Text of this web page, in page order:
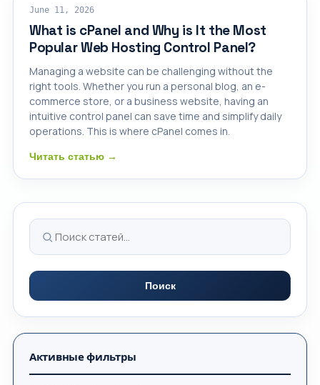
Поиск
Активные фильтры
CPANEL HOSTING
June 11, 2026
What is cPanel and Why is It the Most
Popular Web Hosting Control Panel?
Managing a website can be challenging without the
right tools. Whether you run a personal blog, an e-
commerce store, or a business website, having an
intuitive control panel can save time and simplify daily
operations. This is where cPanel comes in.
Читать статью →